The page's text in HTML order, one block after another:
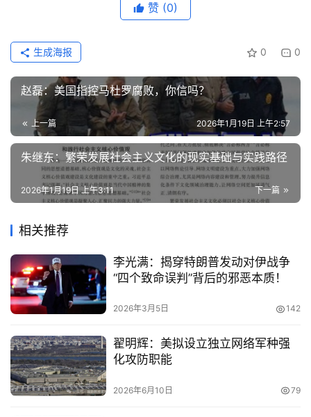
赞 (0)
0 0
生成海报
赵磊：美国指控马杜罗腐败，你信吗？
上一篇 2026年1月19日 上午2:57
朱继东：繁荣发展社会主义文化的现实基础与实践路径
下一篇
2026年1月19日 上午3:11
相关推荐
李光满：揭穿特朗普发动对伊战争
“四个致命误判”背后的邪恶本质！
2026年3月5日 142
翟明辉：美拟设立独立网络军种强
化攻防职能
2026年6月10日 79